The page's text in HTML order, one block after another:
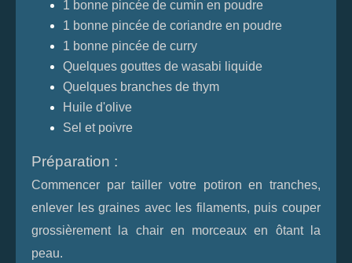
1 bonne pincée de cumin en poudre
1 bonne pincée de coriandre en poudre
1 bonne pincée de curry
Quelques gouttes de wasabi liquide
Quelques branches de thym
Huile d'olive
Sel et poivre
Préparation :
Commencer par tailler votre potiron en tranches,
enlever les graines avec les filaments, puis couper
grossièrement la chair en morceaux en ôtant la
peau.